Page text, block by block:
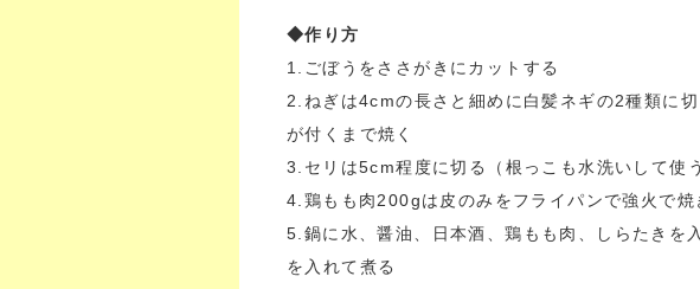
◆作り方
1.ごぼうをささがきにカットする
2.ねぎは4cmの長さと細めに白髪ネギの2種類に
が付くまで焼く
3.セリは5cm程度に切る（根っこも水洗いして使う
4.鶏もも肉200gは皮のみをフライパンで強火で焼
5.鍋に水、醤油、日本酒、鶏もも肉、しらたきを
を入れて煮る